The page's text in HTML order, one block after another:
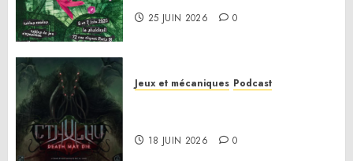
25 JUIN 2026 0
Jeux et mécaniques Podcast
18 JUIN 2026 0